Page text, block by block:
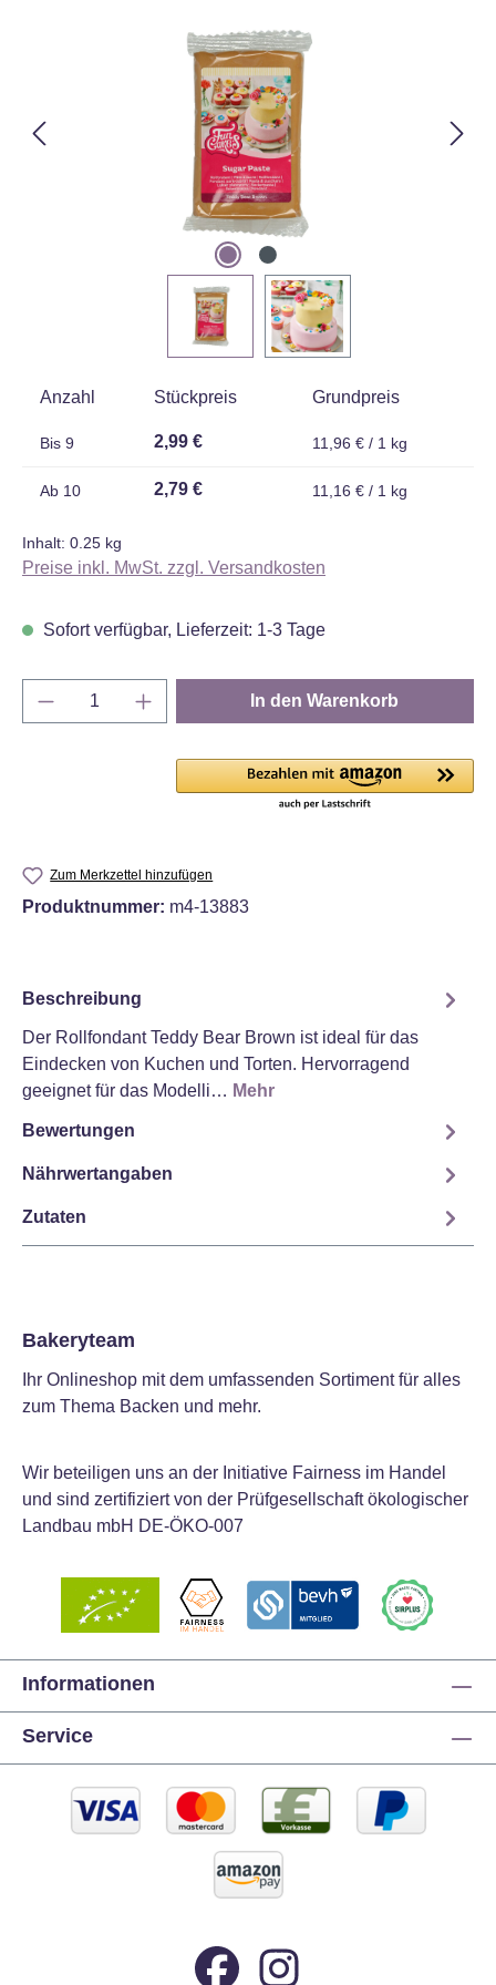
Anzahl Stückpreis Grundpreis
Bis 9 2,99 € 11,96 € / 1 kg
Ab 10 2,79 € 11,16 € / 1 kg
Inhalt: 0.25 kg
Preise inkl. MwSt. zzgl. Versandkosten
Sofort verfügbar, Lieferzeit: 1-3 Tage
Produkt Anzahl: Gib den gewünschten
In den Warenkorb
Zum Merkzettel hinzufügen
Produktnummer: m4-13883
Beschreibung
Der Rollfondant Teddy Bear Brown ist ideal für das
Eindecken von Kuchen und Torten. Hervorragend
geeignet für das Modelli… Mehr
Bewertungen
Nährwertangaben
Zutaten
Bakeryteam
Ihr Onlineshop mit dem umfassenden Sortiment für alles
zum Thema Backen und mehr.
Wir beteiligen uns an der Initiative Fairness im Handel
und sind zertifiziert von der Prüfgesellschaft ökologischer
Landbau mbH DE-ÖKO-007
Informationen
Service